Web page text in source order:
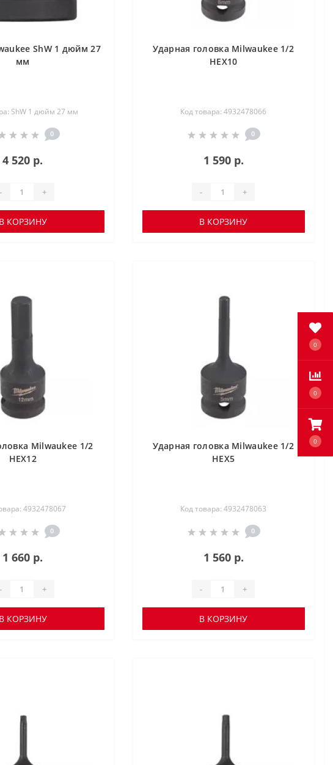
0
0
0
ShW 1 дюйм 27
мм
ShW 1 дюйм 27 мм
0
4 520 р.
- +
В КОРЗИНУ
Ударная головка Milwaukee 1/2
HEX10
Код товара: 4932478066
0
1 590 р.
- +
В КОРЗИНУ
Milwaukee 1/2
HEX12
4932478067
0
1 660 р.
- +
В КОРЗИНУ
Ударная головка Milwaukee 1/2
HEX5
Код товара: 4932478063
0
1 560 р.
- +
В КОРЗИНУ